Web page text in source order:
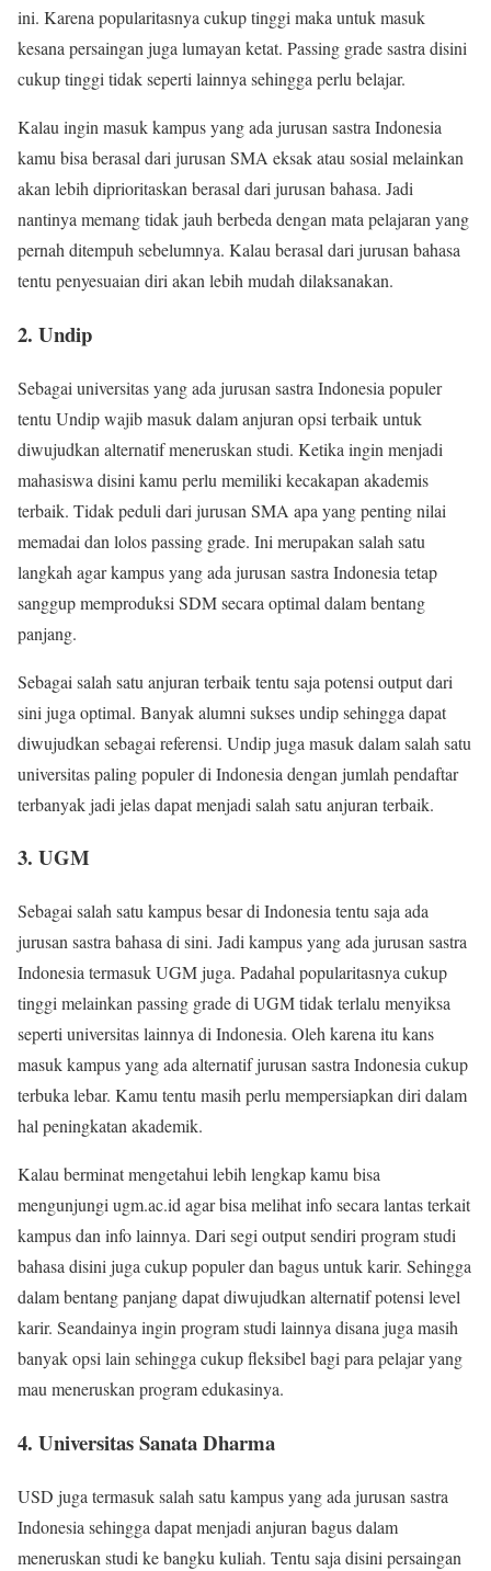
ini. Karena popularitasnya cukup tinggi maka untuk masuk
kesana persaingan juga lumayan ketat. Passing grade sastra disini
cukup tinggi tidak seperti lainnya sehingga perlu belajar.
Kalau ingin masuk kampus yang ada jurusan sastra Indonesia
kamu bisa berasal dari jurusan SMA eksak atau sosial melainkan
akan lebih diprioritaskan berasal dari jurusan bahasa. Jadi
nantinya memang tidak jauh berbeda dengan mata pelajaran yang
pernah ditempuh sebelumnya. Kalau berasal dari jurusan bahasa
tentu penyesuaian diri akan lebih mudah dilaksanakan.
2. Undip
Sebagai universitas yang ada jurusan sastra Indonesia populer
tentu Undip wajib masuk dalam anjuran opsi terbaik untuk
diwujudkan alternatif meneruskan studi. Ketika ingin menjadi
mahasiswa disini kamu perlu memiliki kecakapan akademis
terbaik. Tidak peduli dari jurusan SMA apa yang penting nilai
memadai dan lolos passing grade. Ini merupakan salah satu
langkah agar kampus yang ada jurusan sastra Indonesia tetap
sanggup memproduksi SDM secara optimal dalam bentang
panjang.
Sebagai salah satu anjuran terbaik tentu saja potensi output dari
sini juga optimal. Banyak alumni sukses undip sehingga dapat
diwujudkan sebagai referensi. Undip juga masuk dalam salah satu
universitas paling populer di Indonesia dengan jumlah pendaftar
terbanyak jadi jelas dapat menjadi salah satu anjuran terbaik.
3. UGM
Sebagai salah satu kampus besar di Indonesia tentu saja ada
jurusan sastra bahasa di sini. Jadi kampus yang ada jurusan sastra
Indonesia termasuk UGM juga. Padahal popularitasnya cukup
tinggi melainkan passing grade di UGM tidak terlalu menyiksa
seperti universitas lainnya di Indonesia. Oleh karena itu kans
masuk kampus yang ada alternatif jurusan sastra Indonesia cukup
terbuka lebar. Kamu tentu masih perlu mempersiapkan diri dalam
hal peningkatan akademik.
Kalau berminat mengetahui lebih lengkap kamu bisa
mengunjungi ugm.ac.id agar bisa melihat info secara lantas terkait
kampus dan info lainnya. Dari segi output sendiri program studi
bahasa disini juga cukup populer dan bagus untuk karir. Sehingga
dalam bentang panjang dapat diwujudkan alternatif potensi level
karir. Seandainya ingin program studi lainnya disana juga masih
banyak opsi lain sehingga cukup fleksibel bagi para pelajar yang
mau meneruskan program edukasinya.
4. Universitas Sanata Dharma
USD juga termasuk salah satu kampus yang ada jurusan sastra
Indonesia sehingga dapat menjadi anjuran bagus dalam
meneruskan studi ke bangku kuliah. Tentu saja disini persaingan